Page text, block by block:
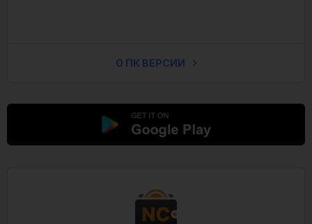
О ПК ВЕРСИИ